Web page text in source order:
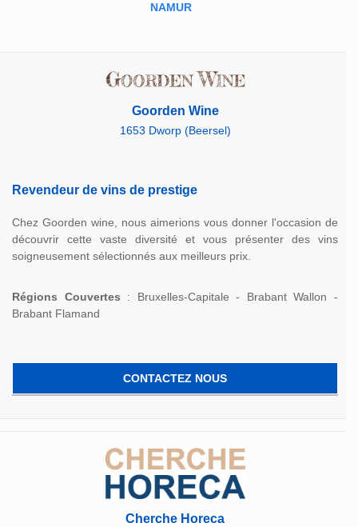
NAMUR
Goorden Wine
1653 Dworp (Beersel)
Revendeur de vins de prestige
Chez Goorden wine, nous aimerions vous donner l'occasion de
découvrir cette vaste diversité et vous présenter des vins
soigneusement sélectionnés aux meilleurs prix.
Régions Couvertes : Bruxelles-Capitale - Brabant Wallon -
Brabant Flamand
CONTACTEZ NOUS
Cherche Horeca